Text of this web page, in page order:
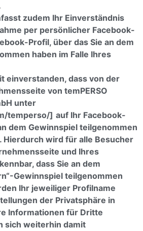
zudem Ihr Einverständnis
per persönlicher Facebook-
Profil, über das Sie an dem
haben im Falle Ihres
einverstanden, dass von der
von temPERSO
unter
temperso/] auf Ihr Facebook-
dem Gewinnspiel teilgenommen
Hierdurch wird für alle Besucher
und Ihres
dass Sie an dem
Gewinnspiel teilgenommen
Ihr jeweiliger Profilname
der Privatsphäre in
Informationen für Dritte
sich weiterhin damit